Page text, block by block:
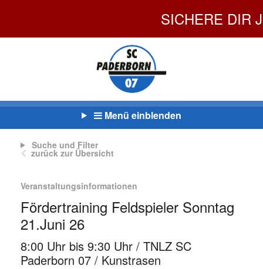
Menü einblenden
Suche und Filter
zurück zur Übersicht
Veranstaltungsinformationen
Fördertraining Feldspieler Sonntag
21.Juni 26
8:00 Uhr bis 9:30 Uhr / TNLZ SC
Paderborn 07 / Kunstrasen
SICHERE DIR